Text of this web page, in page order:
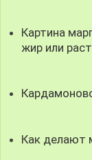
Картина
жир или
Как делают